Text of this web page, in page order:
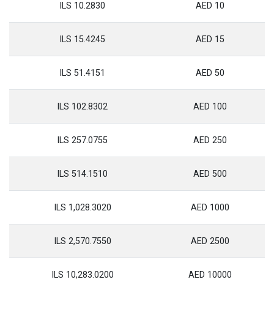
10 AED
10.2830 ILS
15 AED
15.4245 ILS
50 AED
51.4151 ILS
100 AED
102.8302 ILS
250 AED
257.0755 ILS
500 AED
514.1510 ILS
1000 AED
1,028.3020 ILS
2500 AED
2,570.7550 ILS
10000 AED
10,283.0200 ILS